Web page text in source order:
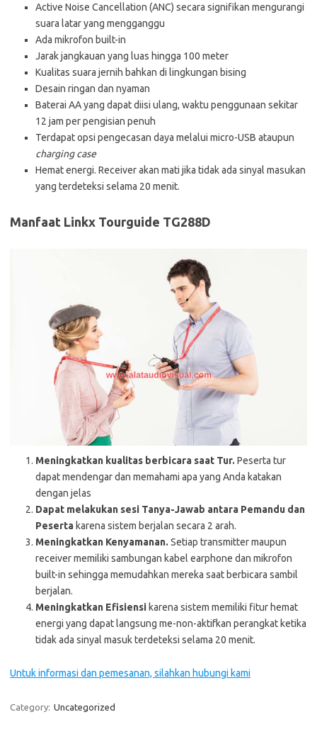
Active Noise Cancellation (ANC) secara signifikan mengurangi
suara latar yang mengganggu
Ada mikrofon built-in
Jarak jangkauan yang luas hingga 100 meter
Kualitas suara jernih bahkan di lingkungan bising
Desain ringan dan nyaman
Baterai AA yang dapat diisi ulang, waktu penggunaan sekitar
12 jam per pengisian penuh
Terdapat opsi pengecasan daya melalui micro-USB ataupun
charging case
Hemat energi. Receiver akan mati jika tidak ada sinyal masukan
yang terdeteksi selama 20 menit.
Manfaat Linkx Tourguide TG288D
Meningkatkan kualitas berbicara saat Tur. Peserta tur
dapat mendengar dan memahami apa yang Anda katakan
dengan jelas
Dapat melakukan sesi Tanya-Jawab antara Pemandu dan
Peserta karena sistem berjalan secara 2 arah.
Meningkatkan Kenyamanan. Setiap transmitter maupun
receiver memiliki sambungan kabel earphone dan mikrofon
built-in sehingga memudahkan mereka saat berbicara sambil
berjalan.
Meningkatkan Efisiensi karena sistem memiliki fitur hemat
energi yang dapat langsung me-non-aktifkan perangkat ketika
tidak ada sinyal masuk terdeteksi selama 20 menit.
Untuk informasi dan pemesanan, silahkan hubungi kami
Category: Uncategorized